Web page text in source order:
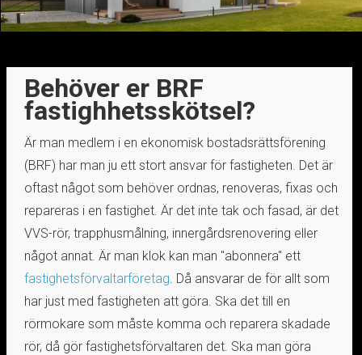
Behöver er BRF
fastighhetsskötsel?
Är man medlem i en ekonomisk bostadsrättsförening
(BRF) har man ju ett stort ansvar för fastigheten. Det är
oftast något som behöver ordnas, renoveras, fixas och
repareras i en fastighet. Är det inte tak och fasad, är det
VVS-rör, trapphusmålning, innergårdsrenovering eller
något annat. Är man klok kan man "abonnera" ett
fastighetsförvaltarföretag. Då ansvarar de för allt som
har just med fastigheten att göra. Ska det till en
rörmokare som måste komma och reparera skadade
rör, då gör fastighetsförvaltaren det. Ska man göra